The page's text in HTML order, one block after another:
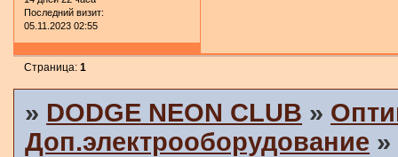
Последний визит:
05.11.2023 02:55
Страница:1
» DODGE NEON CLUB »
Доп.электрооборудование »